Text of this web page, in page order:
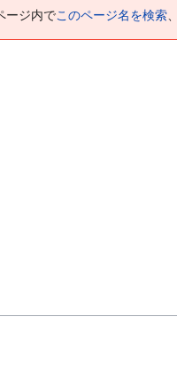
ージ内でこのページ名を検索、